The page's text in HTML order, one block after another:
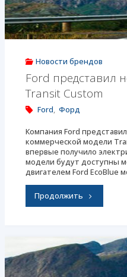
нового
поколения"
Новости брендов
Ford представил
Transit Custom
Ford, Форд
Компания Ford
коммерческой модели
впервые получило
модели будут доступны
двигателем Ford EcoBlue
Продолжить"Ford
новое
поколение